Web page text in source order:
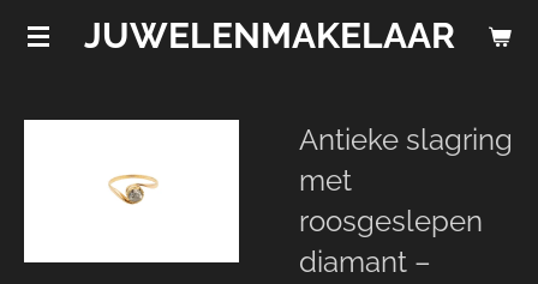
Ga
de
JUWELENMAKELAAR
Antieke slagring
met
roosgeslepen
diamant –